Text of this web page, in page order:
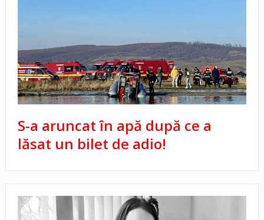
S-a aruncat în apă după ce a
lăsat un bilet de adio!